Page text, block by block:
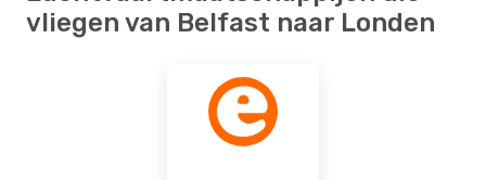
vliegen van Belfast naar Londen